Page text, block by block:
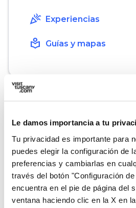
Le damos importancia a tu
Tu privacidad es importante para
puedes elegir la configuración de
preferencias y cambiarlas en
través del botón "Configuración
encuentra en el pie de página del
ventana haciendo clic en la X en
celebration Experiencias
local_library Guías y mapas
En los
Lugares que no debes
etapas, eventos y
Atracciones